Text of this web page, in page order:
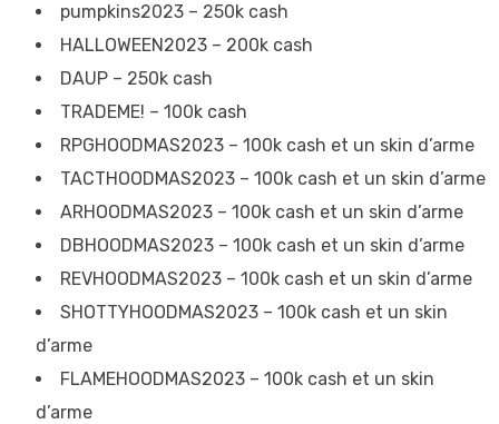
pumpkins2023 – 250k cash
HALLOWEEN2023 – 200k cash
DAUP – 250k cash
TRADEME! – 100k cash
RPGHOODMAS2023 – 100k cash et un skin d’arme
TACTHOODMAS2023 – 100k cash et un skin d’arme
ARHOODMAS2023 – 100k cash et un skin d’arme
DBHOODMAS2023 – 100k cash et un skin d’arme
REVHOODMAS2023 – 100k cash et un skin d’arme
SHOTTYHOODMAS2023 – 100k cash et un skin
d’arme
FLAMEHOODMAS2023 – 100k cash et un skin
d’arme